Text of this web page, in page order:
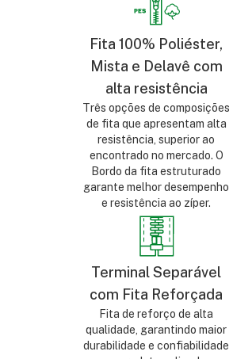
Fita 100% Poliéster,
Mista e Delavê com
alta resistência
Três opções de composições
de fita que apresentam alta
resistência, superior ao
encontrado no mercado. O
Bordo da fita estruturado
garante melhor desempenho
e resistência ao zíper.
Terminal Separável
com Fita Reforçada
Fita de reforço de alta
qualidade, garantindo maior
durabilidade e confiabilidade